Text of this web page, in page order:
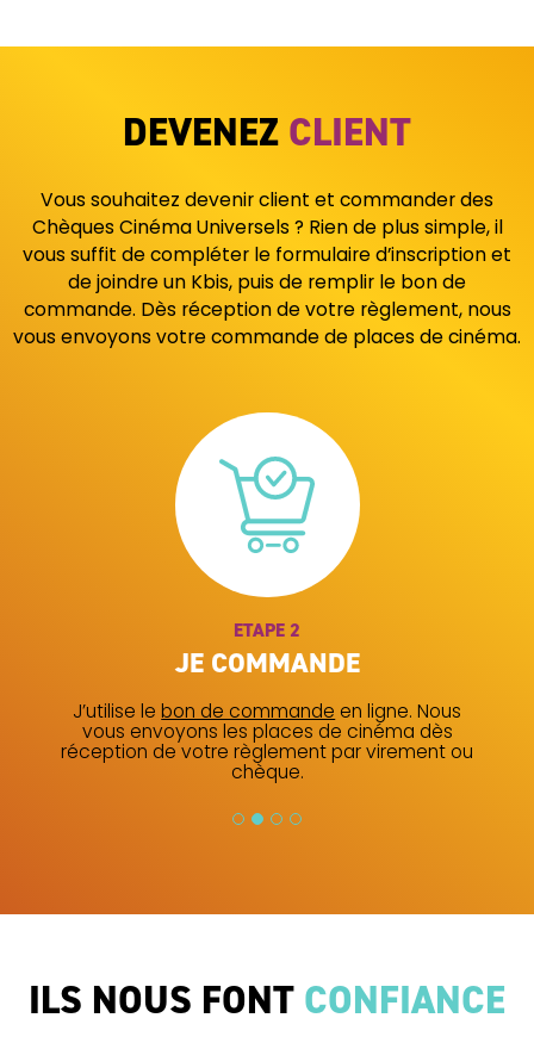
DEVENEZ CLIENT
Vous souhaitez devenir client et commander des
Chèques Cinéma Universels ? Rien de plus simple, il
vous suffit de compléter le formulaire d’inscription et
de joindre un Kbis, puis de remplir le bon de
commande. Dès réception de votre règlement, nous
vous envoyons votre commande de places de cinéma.
ETAPE 3
JE SUIS LIVRÉ
à l’adresse de mon choix par voie postale
(billet de cinéma physique) ou par mail (billet
de cinéma dématérialisé).
ILS NOUS FONT CONFIANCE